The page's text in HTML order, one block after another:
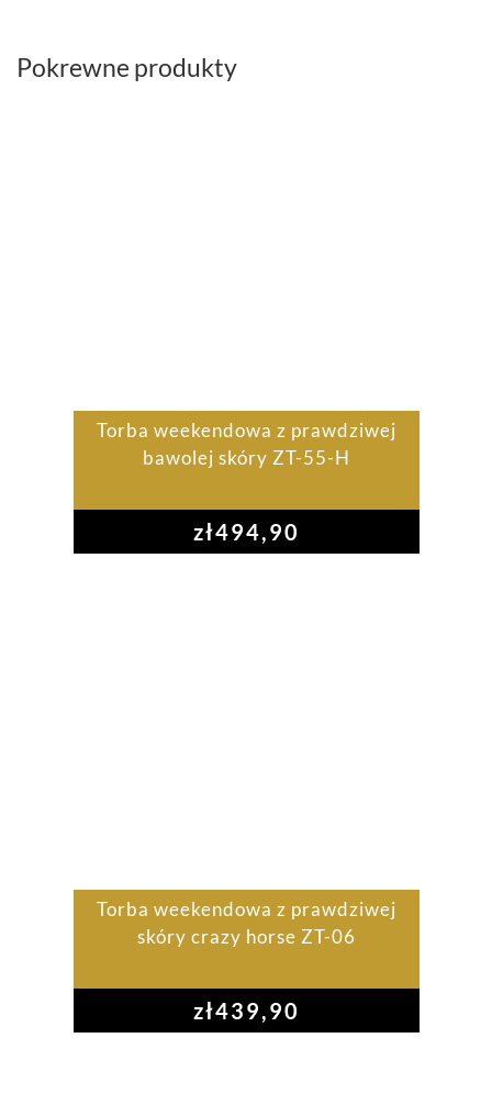
Pokrewne produkty
Torba weekendowa z prawdziwej
bawolej skóry ZT-55-H
zł494,90
Torba weekendowa z prawdziwej
skóry crazy horse ZT-06
zł439,90